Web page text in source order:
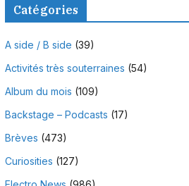
Catégories
A side / B side (39)
Activités très souterraines (54)
Album du mois (109)
Backstage – Podcasts (17)
Brèves (473)
Curiosities (127)